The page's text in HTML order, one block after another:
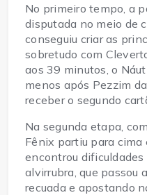
No primeiro tempo, a
disputada no meio de
conseguiu criar as
sobretudo com
aos 39 minutos, o
menos após Pezzim
receber o segundo
Na segunda etapa,
Fênix partiu para cima
encontrou
alvirrubra, que passou
recuada e apostando